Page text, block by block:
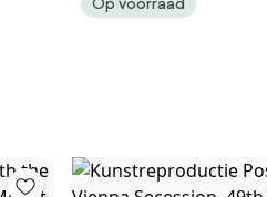
Op voorraad